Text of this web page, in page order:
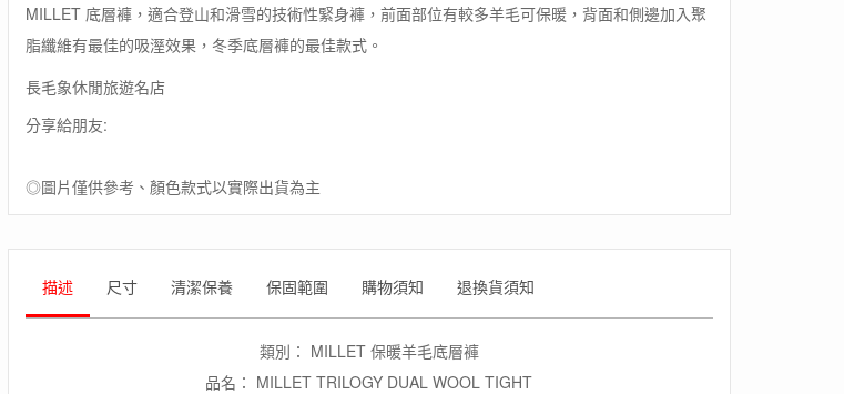
TIGHT/
保
暖
羊
毛
底
底
層
內
褲/
搭
MILLET 底層褲，適合登山和滑雪的技術性緊身褲，前面部位有較多羊毛可保暖，背面和側邊加入聚
脂纖維有最佳的吸溼效果，冬季底層褲的最佳款式。
長毛象休閒旅遊名店
分享給朋友:
◎圖片僅供參考、顏色款式以實際出貨為主
描述 尺寸 清潔保養 保固範圍 購物須知 退換貨須知
類別： MILLET 保暖羊毛底層褲
品名： MILLET TRILOGY DUAL WOOL TIGHT